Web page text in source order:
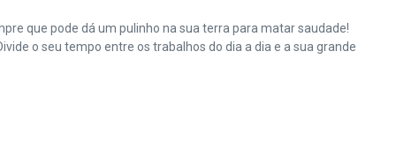
que pode dá um pulinho na sua terra para matar saudade!
o seu tempo entre os trabalhos do dia a dia e a sua grande